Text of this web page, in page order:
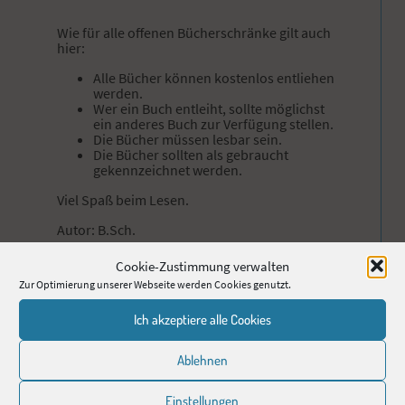
Cookie-Zustimmung verwalten
Zur Optimierung unserer Webseite werden Cookies genutzt.
Ich akzeptiere alle Cookies
Ablehnen
Einstellungen
Wie für alle offenen Bücherschränke gilt auch
hier:
Alle Bücher können kostenlos entliehen
werden.
Wer ein Buch entleiht, sollte möglichst
ein anderes Buch zur Verfügung stellen.
Die Bücher müssen lesbar sein.
Die Bücher sollten als gebraucht
gekennzeichnet werden.
Viel Spaß beim Lesen.
Autor: B.Sch.